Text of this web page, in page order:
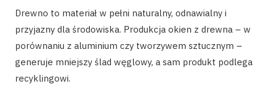
Drewno to materiał w pełni naturalny, odnawialny i
przyjazny dla środowiska. Produkcja okien z drewna – w
porównaniu z aluminium czy tworzywem sztucznym –
generuje mniejszy ślad węglowy, a sam produkt podlega
recyklingowi.